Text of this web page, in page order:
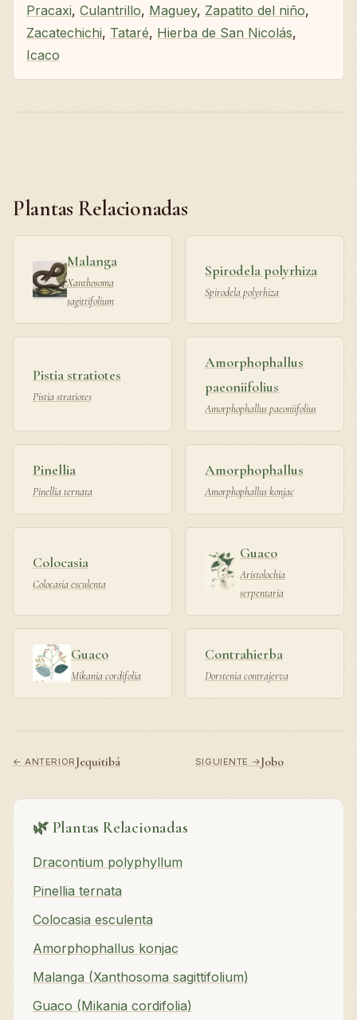
Pracaxi, Culantrillo, Maguey, Zapatito del niño,
Zacatechichi, Tataré, Hierba de San Nicolás,
Icaco
Plantas Relacionadas
Malanga
Xanthosoma
sagittifolium
Spirodela polyrhiza
Spirodela polyrhiza
Pistia stratiotes
Pistia stratiotes
Amorphophallus
paeoniifolius
Amorphophallus paeoniifolius
Pinellia
Pinellia ternata
Amorphophallus
Amorphophallus konjac
Colocasia
Colocasia esculenta
Guaco
Aristolochia
serpentaria
Guaco
Mikania cordifolia
Contrahierba
Dorstenia contrajerva
← ANTERIORJequitibá SIGUIENTE →Jobo
🌿 Plantas Relacionadas
Dracontium polyphyllum
Pinellia ternata
Colocasia esculenta
Amorphophallus konjac
Malanga (Xanthosoma sagittifolium)
Guaco (Mikania cordifolia)